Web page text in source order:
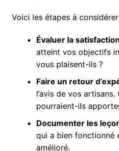
Voici les étapes à
Évaluer la
atteint vos objectifs
vous plaisent-ils ?
Faire un retour
l’avis de vos
pourraient-ils
Documenter les
qui a bien fonctionné
amélioré.